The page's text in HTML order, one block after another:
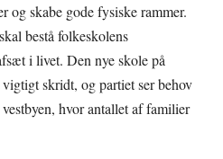
og skabe gode fysiske rammer.
bestå folkeskolens
i livet. Den nye skole på
skridt, og partiet ser behov
hvor antallet af familier